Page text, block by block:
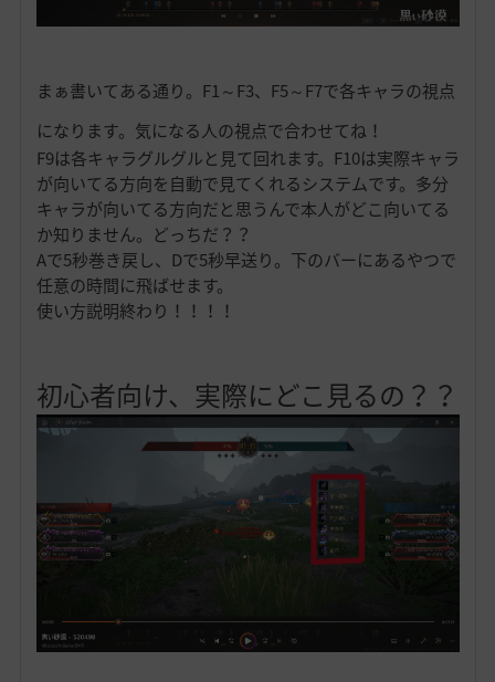
まぁ書いてある通り。F1～F3、F5～F7で各キャラの視点
になります。気になる人の視点で合わせてね！
F9は各キャラグルグルと見て回れます。F10は実際キャラ
が向いてる方向を自動で見てくれるシステムです。多分
キャラが向いてる方向だと思うんで本人がどこ向いてる
か知りません。どっちだ？？
Aで5秒巻き戻し、Dで5秒早送り。下のバーにあるやつで
任意の時間に飛ばせます。
使い方説明終わり！！！！
初心者向け、実際にどこ見るの？？